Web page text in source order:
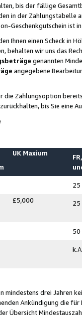
bis der fällige
in der
Geschenkgutschein ist
Ihnen einen Scheck in
behalten wir uns das
genannten
angegebene
Zahlungsoption
bis Sie
UK Maxium
25
£5,000 25
50
mindestens drei Jahren
Ankündigung die
Übersicht